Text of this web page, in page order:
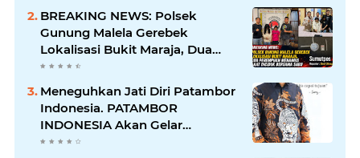
BREAKING NEWS: Polsek
Gunung Malela Gerebek
Lokalisasi Bukit Maraja, Dua
Perempuan Menangis Saat
Diciduk Bersama Sabu
Meneguhkan Jati Diri Patambor
Indonesia. PATAMBOR
INDONESIA Akan Gelar
RAKERNAS II Di Jakarta.